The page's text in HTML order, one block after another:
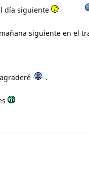
día siguiente
siguiente en el
.